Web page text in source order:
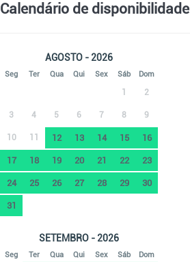
Calendário de disponibilidade
AGOSTO - 2026
Seg Ter Qua Qui Sex Sáb Dom
1 2
3 4 5 6 7 8 9
10 11 12 13 14 15 16
17 18 19 20 21 22 23
24 25 26 27 28 29 30
31
SETEMBRO - 2026
Seg Ter Qua Qui Sex Sáb Dom